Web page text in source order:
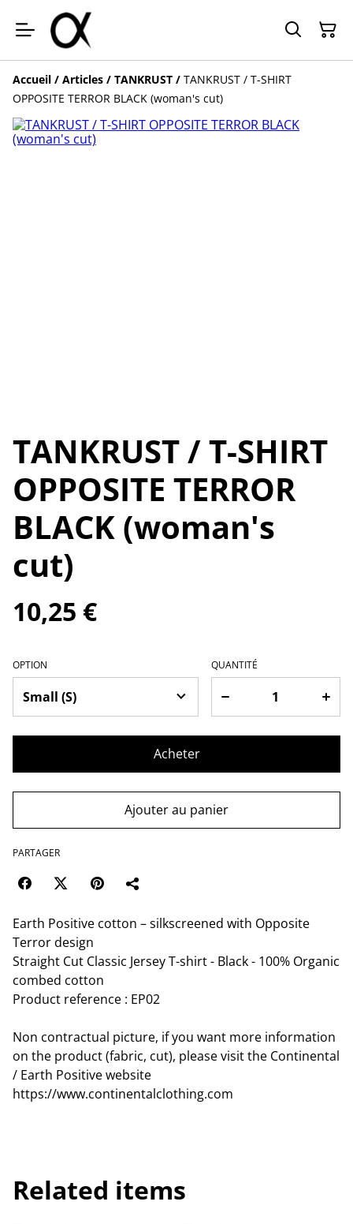
Accueil / Articles / TANKRUST / TANKRUST / T-SHIRT
OPPOSITE TERROR BLACK (woman's cut)
TANKRUST / T-SHIRT
OPPOSITE TERROR
BLACK (woman's
cut)
10,25 €
OPTION QUANTITÉ
Acheter
Ajouter au panier
PARTAGER
Earth Positive cotton – silkscreened with Opposite
Terror design
Straight Cut Classic Jersey T-shirt - Black - 100% Organic
combed cotton
Product reference : EP02
Non contractual picture, if you want more information
on the product (fabric, cut), please visit the Continental
/ Earth Positive website
https://www.continentalclothing.com
Related items